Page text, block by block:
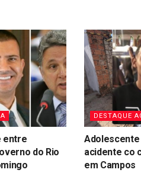
entre
do Rio
DESTAQUE
acidente co
em Campos